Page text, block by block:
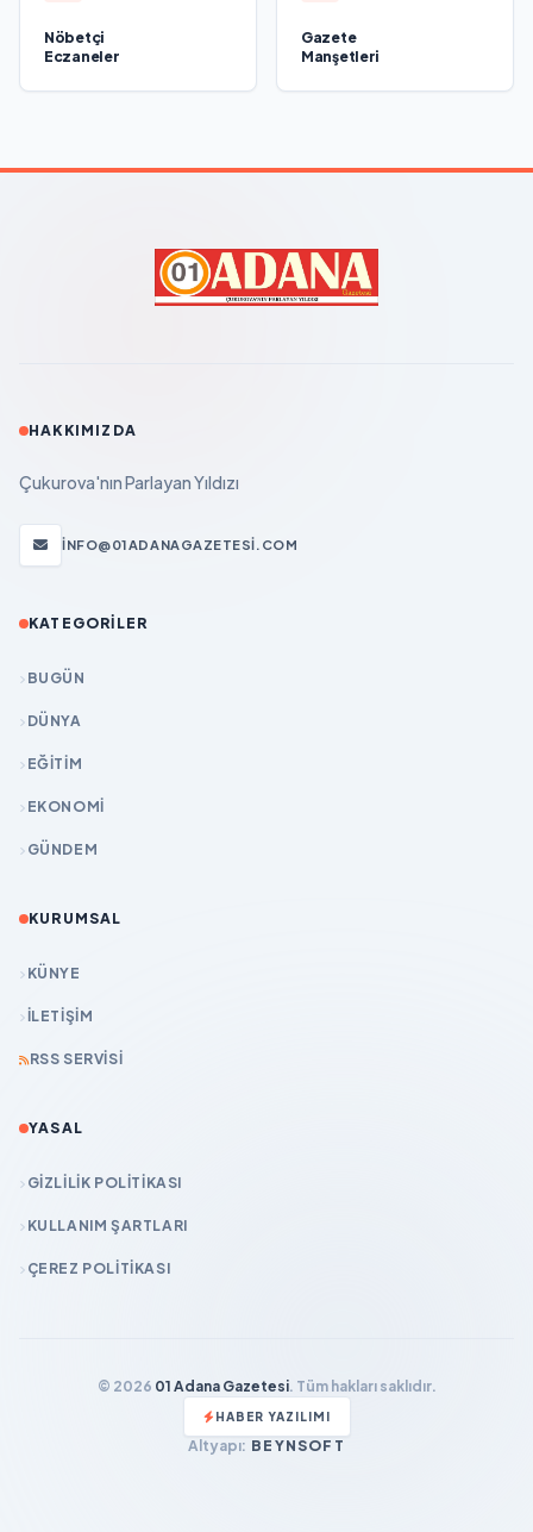
Nöbetçi
Eczaneler
Gazete
Manşetleri
HAKKIMIZDA
Çukurova'nın Parlayan Yıldızı
INFO@01ADANAGAZETESI.COM
KATEGORILER
BUGÜN
DÜNYA
EĞİTİM
EKONOMİ
GÜNDEM
KURUMSAL
KÜNYE
İLETIŞIM
RSS SERVISI
YASAL
GIZLILIK POLITIKASI
KULLANIM ŞARTLARI
ÇEREZ POLITIKASI
© 2026 01 Adana Gazetesi. Tüm hakları saklıdır.
HABER YAZILIMI
Altyapı: BEYNSOFT